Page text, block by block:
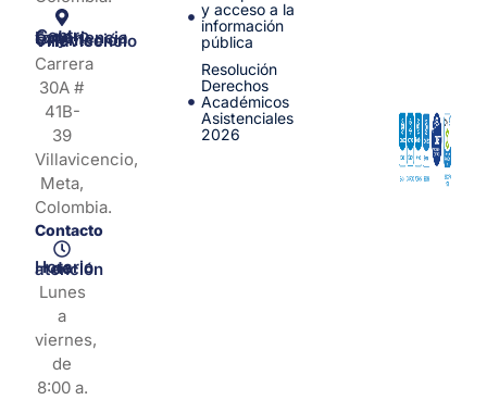
Centro de Experiencia y Orientación Villavicencio
Carrera
30A #
41B-
39
Villavicencio,
Meta,
Colombia.
Contacto
Horario de atención
Lunes
a
viernes,
de
8:00 a.
y acceso a la
información
pública
Resolución
Derechos
Académicos
Asistenciales
2026